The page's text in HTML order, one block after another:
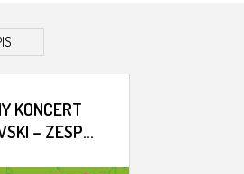
KONCERT
– ZESPÓŁ